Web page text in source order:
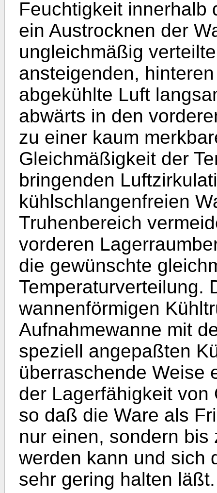
Feuchtigkeit innerhalb
ein Austrocknen der
ungleichmäßig
ansteigenden,
abgekühlte Luft
abwärts in den
zu einer kaum
Gleichmäßigkeit der
bringenden
kühlschlangenfreien
Truhenbereich
vorderen
die gewünschte
Temperaturverteilung.
wannenförmigen
Aufnahmewanne mit
speziell angepaßten
überraschende Weise
der Lagerfähigkeit von
so daß die Ware als
nur einen, sondern bis
werden kann und sich
sehr gering halten